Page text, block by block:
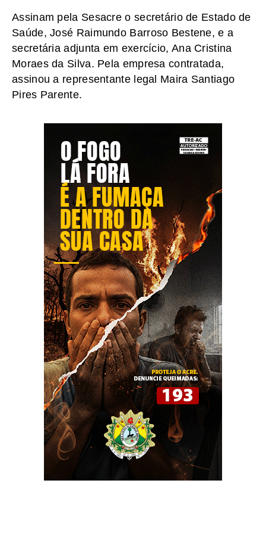
Assinam pela Sesacre o secretário de Estado de
Saúde, José Raimundo Barroso Bestene, e a
secretária adjunta em exercício, Ana Cristina
Moraes da Silva. Pela empresa contratada,
assinou a representante legal Maira Santiago
Pires Parente.